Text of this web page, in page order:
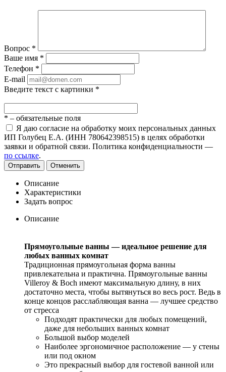
Вопрос *
Ваше имя *
Телефон *
E-mail
Введите текст с картинки *
* – обязательные поля
Я даю согласие на обработку моих персональных данных
ИП Голубец Е.А. (ИНН 780642398515) в целях обработки
заявки и обратной связи. Политика конфиденциальности —
по ссылке.
Отправить Отменить
Описание
Характеристики
Задать вопрос
Описание
Прямоугольные ванны — идеальное решение для
любых ванных комнат
Традиционная прямоугольная форма ванны
привлекательна и практична. Прямоугольные ванны
Villeroy & Boch имеют максимальную длину, в них
достаточно места, чтобы вытянуться во весь рост. Ведь в
конце концов расслабляющая ванна — лучшее средство
от стресса
Подходят практически для любых помещений,
даже для небольших ванных комнат
Большой выбор моделей
Наиболее эргономичное расположение — у стены
или под окном
Это прекрасный выбор для гостевой ванной или